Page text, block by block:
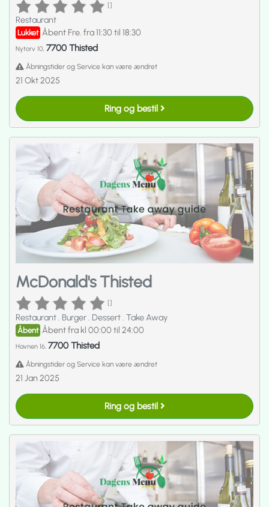
[]
Restaurant
Lukket Åbent Fre. fra 11:30 til 18:30
Nytorv 10, 7700 Thisted
Åbningstider og Service kan være ændret
21 Okt 2025
Ring og bestil
McDonald's Thisted
[]
Restaurant. Burger. Dessert. Take Away
Åbent Åbent fra kl 00:00 til 24:00
Havnen 16, 7700 Thisted
Åbningstider og Service kan være ændret
21 Jan 2025
Ring og bestil